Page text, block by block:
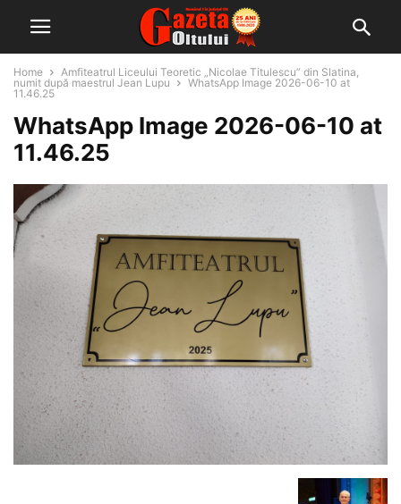
Home
Amfiteatrul Liceului Teoretic „Nicolae Titulescu” din Slatina,
numit după maestrul Jean Lupu
WhatsApp Image 2026-06-10 at
11.46.25
WhatsApp Image 2026-06-10 at
11.46.25